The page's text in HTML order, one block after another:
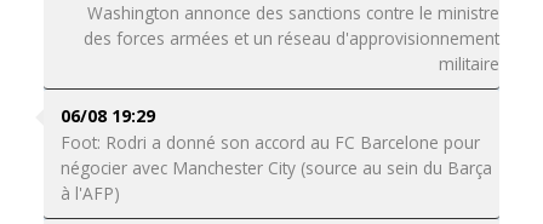
Washington annonce des sanctions contre le ministre
des forces armées et un réseau d'approvisionnement
militaire
06/08 19:29
Foot: Rodri a donné son accord au FC Barcelone pour
négocier avec Manchester City (source au sein du Barça
à l'AFP)